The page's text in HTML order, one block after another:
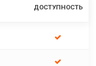
ДОСТУПНОСТЬ